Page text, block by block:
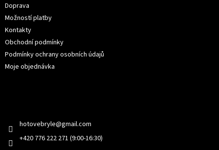
Doprava
Možností platby
Kontakty
Obchodní podmínky
Podmínky ochrany osobních údajů
Moje objednávka
hotovebryle@gmail.com
+420 776 222 271 (9:00-16:30)